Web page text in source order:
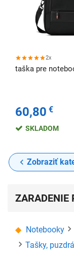
2x
taška pre
60,80 €
SKLADOM
Zobraziť
ZARADENIE
Notebooky
Tašky,